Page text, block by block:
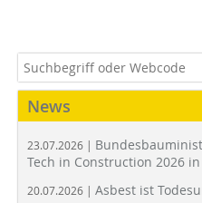
News
23.07.2026 |
Tech in Construction 2026
20.07.2026 | Asbest ist